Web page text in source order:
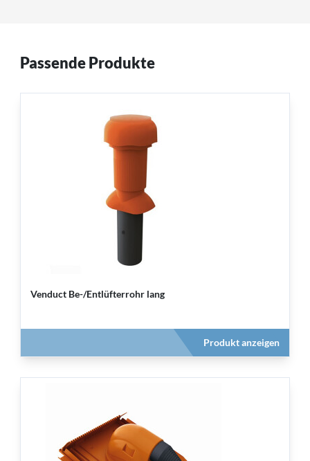
Passende Produkte
Venduct Be-/Entlüfterrohr lang
Produkt anzeigen